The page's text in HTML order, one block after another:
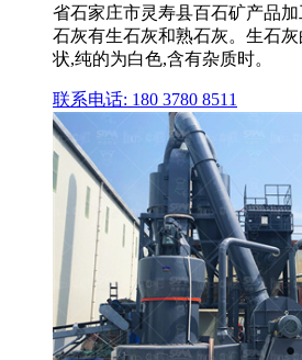
省石家庄市灵寿县百石矿产品加
石灰有生石灰和熟石灰。生石
状,纯的为白色,含有杂质时。
联系电话: 180 3780 8511